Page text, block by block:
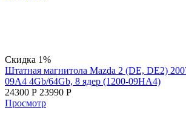
Скидка 1%
Штатная магнитола Mazda 2 (DE, DE2)
09А4 4Gb/64Gb, 8 ядер (1200-09НА4)
24300 Р 23990 Р
Просмотр